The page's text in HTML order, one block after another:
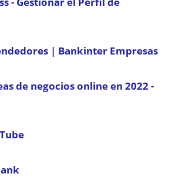
| Bankinter Empresas
de negocios online en 2022 -